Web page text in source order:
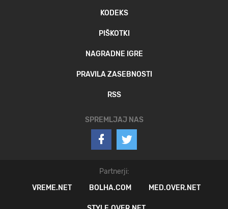
KODEKS
PIŠKOTKI
NAGRADNE IGRE
PRAVILA ZASEBNOSTI
RSS
SPREMLJAJ NAS
Partnerji:
VREME.NET
BOLHA.COM MED.OVER.NET